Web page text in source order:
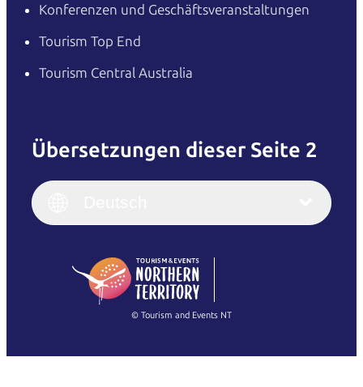
Konferenzen und Geschäftsveranstaltungen
Tourism Top End
Tourism Central Australia
Übersetzungen dieser Seite 2
English (US)
English
(Singapore)
Italiano
繁體中文
© Tourism and Events NT